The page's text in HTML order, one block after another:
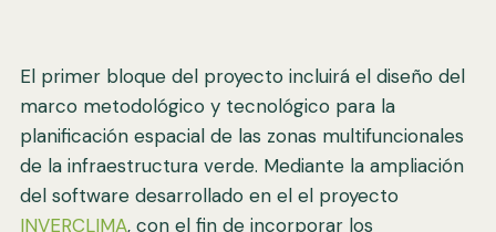
El primer bloque del proyecto incluirá el diseño del
marco metodológico y tecnológico para la
planificación espacial de las zonas multifuncionales
de la infraestructura verde. Mediante la ampliación
del software desarrollado en el el proyecto
INVERCLIMA, con el fin de incorporar los